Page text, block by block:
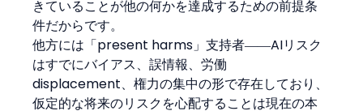
きていることが他の何かを達成するための前提条
件だからです。
他方には「present harms」支持者――AIリスク
はすでにバイアス、誤情報、労働
displacement、権力の集中の形で存在しており、
仮定的な将来のリスクを心配することは現在の本